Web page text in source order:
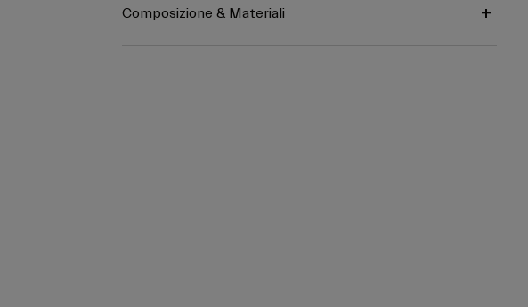
Composizione & Materiali